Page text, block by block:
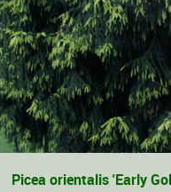
Picea orientalis 'Early